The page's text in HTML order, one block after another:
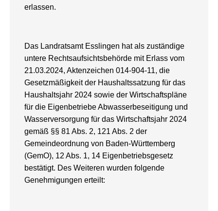
erlassen.
Das Landratsamt Esslingen hat als zuständige
untere Rechtsaufsichtsbehörde mit Erlass vom
21.03.2024, Aktenzeichen 014-904-11, die
Gesetzmäßigkeit der Haushaltssatzung für das
Haushaltsjahr 2024 sowie der Wirtschaftspläne
für die Eigenbetriebe Abwasserbeseitigung und
Wasserversorgung für das Wirtschaftsjahr 2024
gemäß §§ 81 Abs. 2, 121 Abs. 2 der
Gemeindeordnung von Baden-Württemberg
(GemO), 12 Abs. 1, 14 Eigenbetriebsgesetz
bestätigt. Des Weiteren wurden folgende
Genehmigungen erteilt: